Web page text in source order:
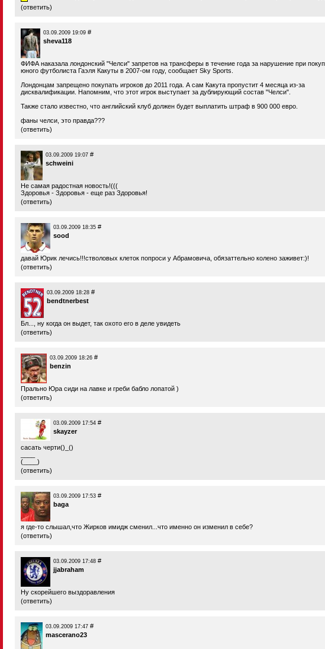
(ответить)
03.09.2009 19:09 #
sheva118
ФИФА наказала лондонский "Челси" запретов на трансферы в течение года за нарушение при
юного футболиста Гаэля Какуты в 2007-ом году, сообщает Sky Sports.
Лондонцам запрещено покупать игроков до 2011 года. А сам Какута пропустит 4 месяца из-за
дисквалификации. Напомним, что этот игрок выступает за дублирующий состав "Челси".
Также стало известно, что английский клуб должен будет выплатить штраф в 900 000 евро.
фаны челси, это правда???
(ответить)
03.09.2009 19:07 #
schweini
Не самая радостная новость!(((
Здоровья - Здоровья - еще раз Здоровья!
(ответить)
03.09.2009 18:35 #
sood
давай Юрик лечись!!!стволовых клеток попроси у Абрамовича, обязаттельно колено заживет:)!
(ответить)
03.09.2009 18:28 #
bendtnerbest
Бл..., ну когда он выдет, так охото его в деле увидеть
(ответить)
03.09.2009 18:26 #
benzin
Прально Юра сиди на лавке и греби бабло лопатой )
(ответить)
03.09.2009 17:54 #
skayzer
сасать черти()_()
(____)
(ответить)
03.09.2009 17:53 #
baga
я где-то слышал,что Жирков имидж сменил...что именно он изменил в себе?
(ответить)
03.09.2009 17:48 #
jjabraham
Ну скорейшего выздоравления
(ответить)
03.09.2009 17:47 #
mascerano23